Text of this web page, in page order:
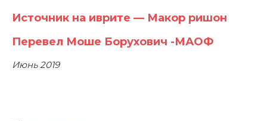
Источник на иврите — Макор ришон
Перевел Моше Борухович -МАОФ
Июнь 2019